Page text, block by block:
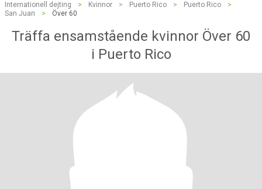
Internationell dejting > Kvinnor > Puerto Rico > Puerto Rico
>
San Juan
> Över 60
Träffa ensamstående kvinnor Över 60
i Puerto Rico